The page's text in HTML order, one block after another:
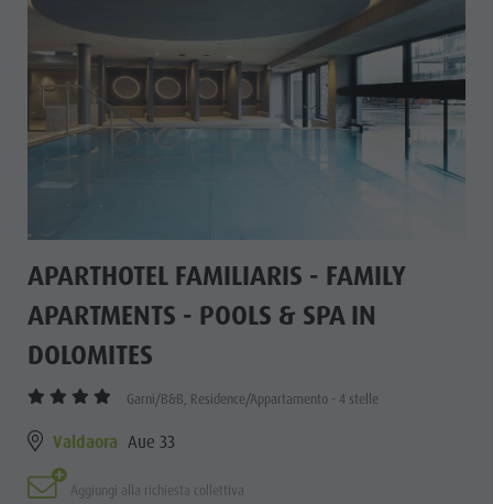
APARTHOTEL FAMILIARIS - FAMILY
APARTMENTS - POOLS & SPA IN
DOLOMITES
Garni/B&B, Residence/Appartamento - 4 stelle
Valdaora Aue 33
Aggiungi alla richiesta collettiva